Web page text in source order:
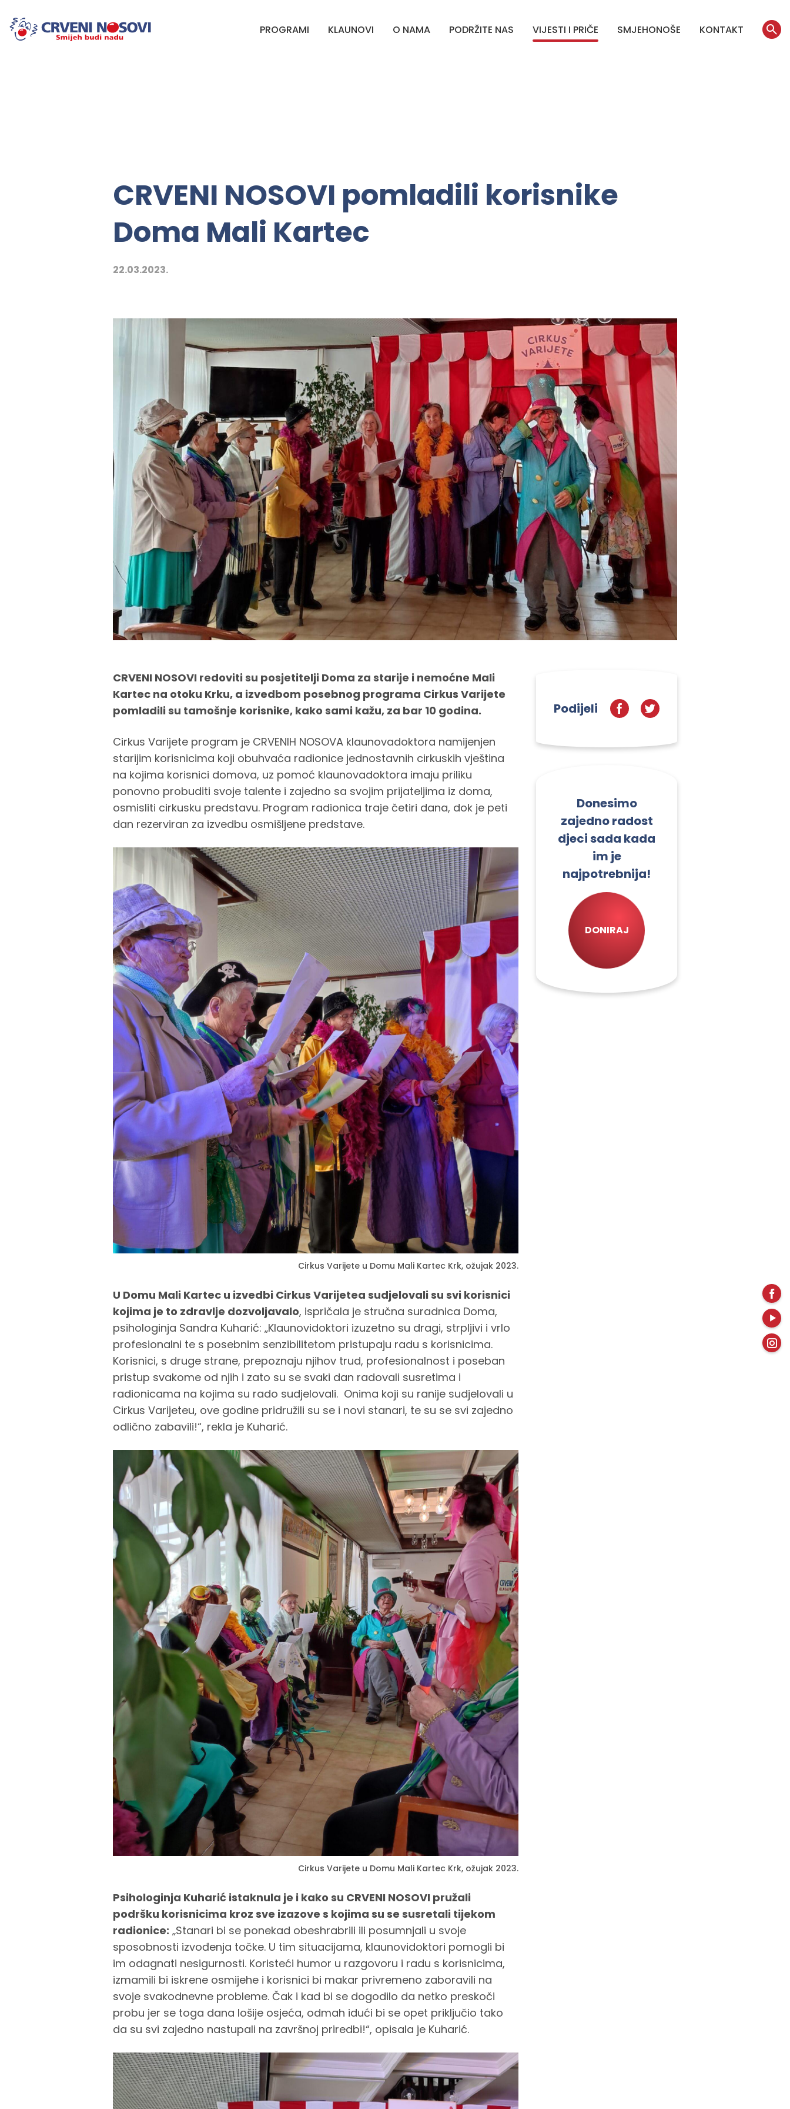
PROGRAMI KLAUNOVI O NAMA PODRŽITE NAS VIJESTI I PRIČE SMJEHONOŠE KONTAKT
CRVENI NOSOVI pomladili korisnike
Doma Mali Kartec
22.03.2023.
CRVENI NOSOVI redoviti su posjetitelji Doma za starije i nemoćne Mali
Kartec na otoku Krku, a izvedbom posebnog programa Cirkus Varijete
pomladili su tamošnje korisnike, kako sami kažu, za bar 10 godina.
Cirkus Varijete program je CRVENIH NOSOVA klaunovadoktora namijenjen
starijim korisnicima koji obuhvaća radionice jednostavnih cirkuskih vještina
na kojima korisnici domova, uz pomoć klaunovadoktora imaju priliku
ponovno probuditi svoje talente i zajedno sa svojim prijateljima iz doma,
osmisliti cirkusku predstavu. Program radionica traje četiri dana, dok je peti
dan rezerviran za izvedbu osmišljene predstave.
Cirkus Varijete u Domu Mali Kartec Krk, ožujak 2023.
U Domu Mali Kartec u izvedbi Cirkus Varijetea sudjelovali su svi korisnici
kojima je to zdravlje dozvoljavalo, ispričala je stručna suradnica Doma,
psihologinja Sandra Kuharić: „Klaunovidoktori izuzetno su dragi, strpljivi i vrlo
profesionalni te s posebnim senzibilitetom pristupaju radu s korisnicima.
Korisnici, s druge strane, prepoznaju njihov trud, profesionalnost i poseban
pristup svakome od njih i zato su se svaki dan radovali susretima i
radionicama na kojima su rado sudjelovali. Onima koji su ranije sudjelovali u
Cirkus Varijeteu, ove godine pridružili su se i novi stanari, te su se svi zajedno
odlično zabavili!“, rekla je Kuharić.
Cirkus Varijete u Domu Mali Kartec Krk, ožujak 2023.
Psihologinja Kuharić istaknula je i kako su CRVENI NOSOVI pružali
podršku korisnicima kroz sve izazove s kojima su se susretali tijekom
radionice: „Stanari bi se ponekad obeshrabrili ili posumnjali u svoje
sposobnosti izvođenja točke. U tim situacijama, klaunovidoktori pomogli bi
im odagnati nesigurnosti. Koristeći humor u razgovoru i radu s korisnicima,
izmamili bi iskrene osmijehe i korisnici bi makar privremeno zaboravili na
svoje svakodnevne probleme. Čak i kad bi se dogodilo da netko preskoči
probu jer se toga dana lošije osjeća, odmah idući bi se opet priključio tako
da su svi zajedno nastupali na završnoj priredbi!“, opisala je Kuharić.
Podijeli
Donesimo
zajedno radost
djeci sada kada
im je
najpotrebnija!
DONIRAJ